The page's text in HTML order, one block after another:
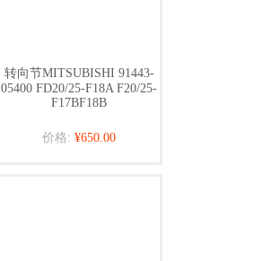
转向节MITSUBISHI 91443-
05400 FD20/25-F18A F20/25-
F17BF18B
价格: ¥650.00